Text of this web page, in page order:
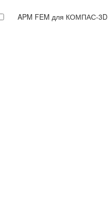
APM FEM для КОМПАС-3D